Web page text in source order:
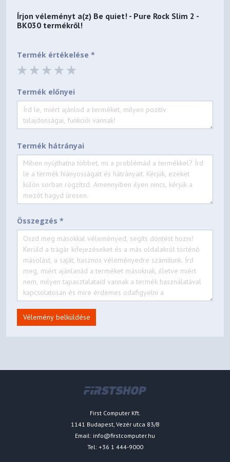
Írjon véleményt a(z) Be quiet! - Pure Rock Slim 2 -
BK030 termékről!
Termék értékelése *
Termék előnyei
Termék hátrányai
Összegzés *
Vélemény belküldése
First Computer Kft.
1141 Budapest, Vezér utca 83/B
Email: info@firstcomputer.hu
Tel: +36 1 444-9000